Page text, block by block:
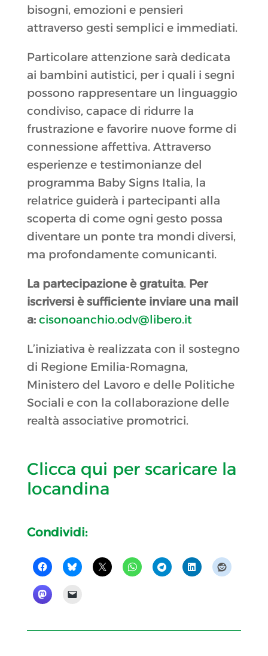
bisogni, emozioni e pensieri
attraverso gesti semplici e immediati.
Particolare attenzione sarà dedicata
ai bambini autistici, per i quali i segni
possono rappresentare un linguaggio
condiviso, capace di ridurre la
frustrazione e favorire nuove forme di
connessione affettiva. Attraverso
esperienze e testimonianze del
programma Baby Signs Italia, la
relatrice guiderà i partecipanti alla
scoperta di come ogni gesto possa
diventare un ponte tra mondi diversi,
ma profondamente comunicanti.
La partecipazione è gratuita. Per
iscriversi è sufficiente inviare una mail
a: cisonoanchio.odv@libero.it
L’iniziativa è realizzata con il sostegno
di Regione Emilia-Romagna,
Ministero del Lavoro e delle Politiche
Sociali e con la collaborazione delle
realtà associative promotrici.
Clicca qui per scaricare la
locandina
Condividi: